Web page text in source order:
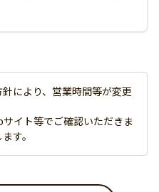
により、営業時間等が変更
イト等でご確認いただきま
す。